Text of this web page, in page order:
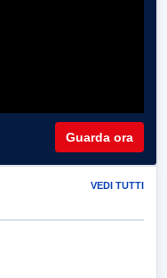
Guarda ora
VEDI TUTTI